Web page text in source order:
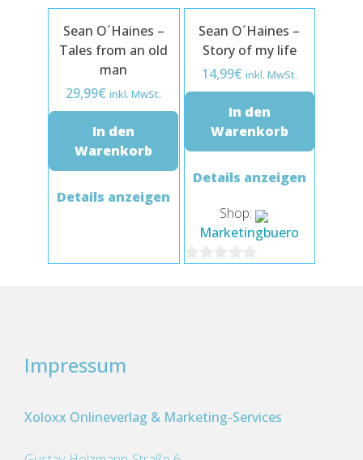
Sean O´Haines –
Tales from an old
man
29,99€ inkl. MwSt.
In den
Warenkorb
Details anzeigen
Sean O´Haines –
Story of my life
14,99€ inkl. MwSt.
In den
Warenkorb
Details anzeigen
Shop:
Marketingbuero
Impressum
Xoloxx Onlineverlag & Marketing-Services